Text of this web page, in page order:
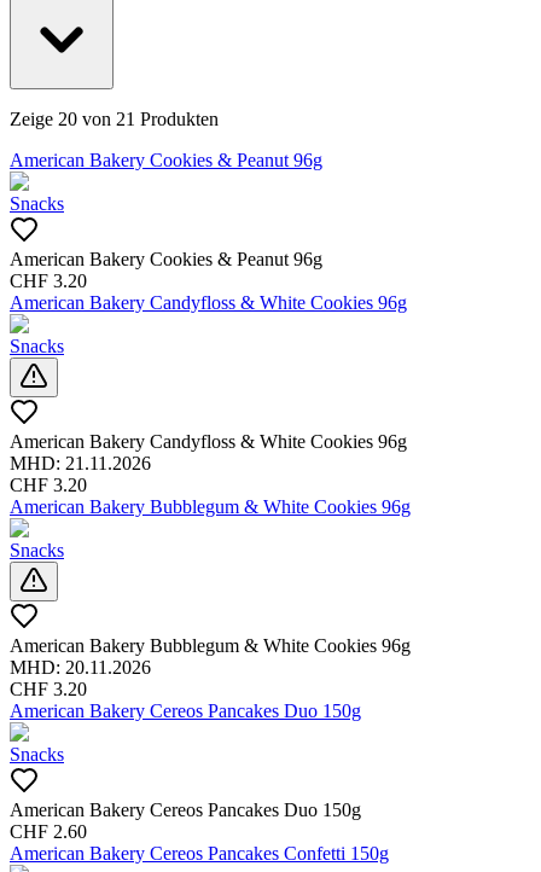
Zeige 20 von 21 Produkten
American Bakery Cookies & Peanut 96g
Snacks
American Bakery Cookies & Peanut 96g
CHF 3.20
American Bakery Candyfloss & White Cookies 96g
Snacks
American Bakery Candyfloss & White Cookies 96g
MHD: 21.11.2026
CHF 3.20
American Bakery Bubblegum & White Cookies 96g
Snacks
American Bakery Bubblegum & White Cookies 96g
MHD: 20.11.2026
CHF 3.20
American Bakery Cereos Pancakes Duo 150g
Snacks
American Bakery Cereos Pancakes Duo 150g
CHF 2.60
American Bakery Cereos Pancakes Confetti 150g